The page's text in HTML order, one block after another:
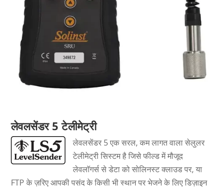
लेवलसेंडर 5 टेलीमेट्री
लेवलसेंडर 5 एक सरल, कम लागत वाला सेलुलर
टेलीमेट्री सिस्टम है जिसे फील्ड में मौजूद
लेवलॉगर्स से डेटा को सोलिनस्ट क्लाउड पर, या
FTP के ज़रिए आपकी पसंद के किसी भी स्थान पर भेजने के लिए डिज़ाइन